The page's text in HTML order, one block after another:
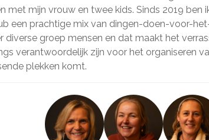
met mijn vrouw en twee kids. Sinds 2019 ben
een prachtige mix van dingen-doen-voor-
diverse groep mensen en dat maakt het
verantwoordelijk zijn voor het organiseren
plekken komt.